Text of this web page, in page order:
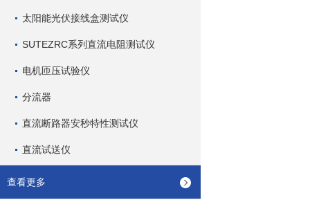
太阳能光伏接线盒测试仪
SUTEZRC系列直流电阻测试仪
电机匝压试验仪
分流器
直流断路器安秒特性测试仪
直流试送仪
查看更多